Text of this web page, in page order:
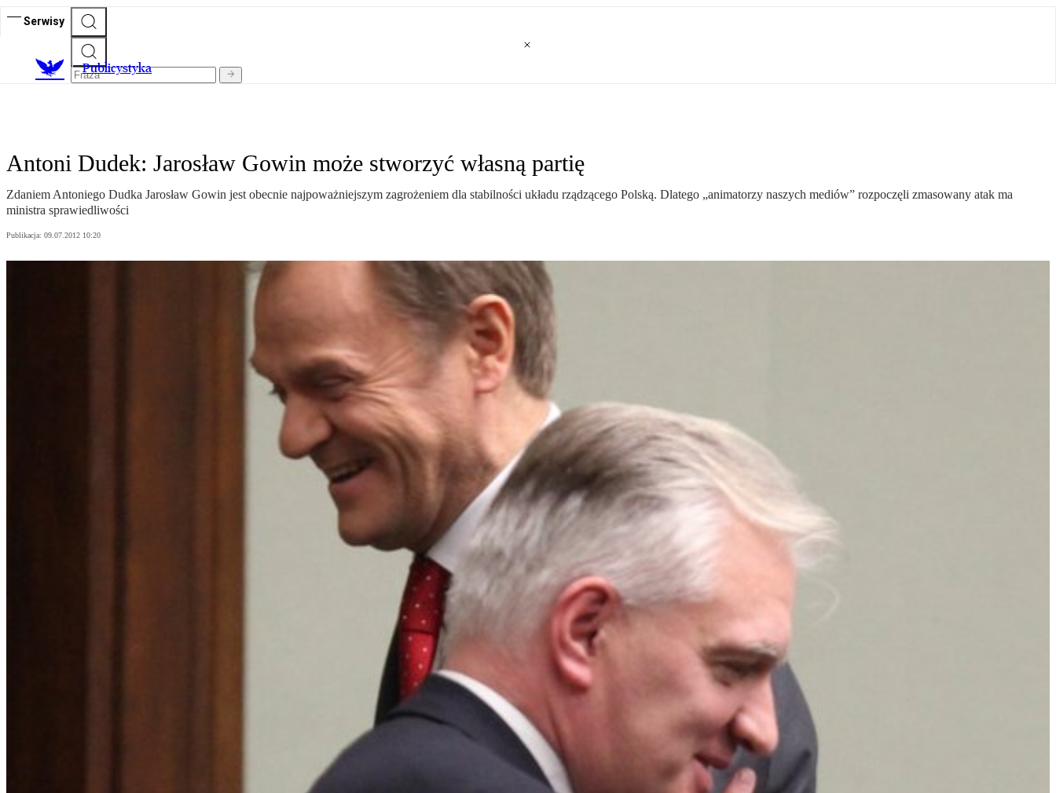
Serwisy
Publicystyka
Antoni Dudek: Jarosław Gowin może stworzyć własną partię
Zdaniem Antoniego Dudka Jarosław Gowin jest obecnie najpoważniejszym zagrożeniem dla stabilności układu rządzącego Polską. Dlatego „animatorzy naszych mediów” rozpoczęli zmasowany atak ma
ministra sprawiedliwości
Publikacja: 09.07.2012 10:20